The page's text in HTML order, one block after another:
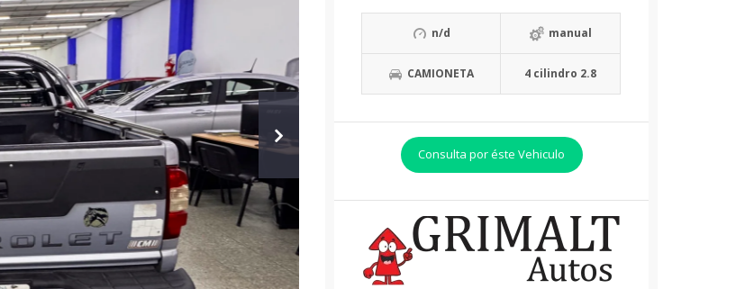
n/d manual
CAMIONETA 4 cilindro 2.8
Consulta por éste Vehiculo